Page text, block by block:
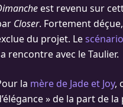
est revenu sur
Closer. Fortement
du projet. Le
rencontre avec le Taulier.
la mère de Jade et Joy,
» de la part de